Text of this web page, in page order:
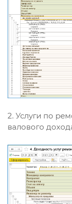
2. Услуги по
валового